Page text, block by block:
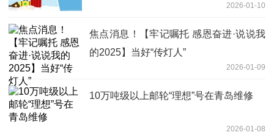
2026-01-10
焦点消息！【牢记嘱托 感恩奋进·说说我
的2025】当好“传灯人”
2026-01-09
10万吨级以上邮轮“理想”号在青岛维修
2026-01-08